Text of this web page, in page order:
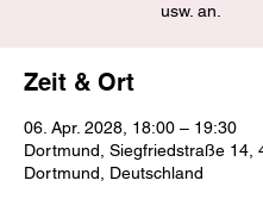
usw. an.
Zeit & Ort
06. Apr. 2028, 18:00 – 19:30
Dortmund, Siegfriedstraße 14,
Dortmund, Deutschland